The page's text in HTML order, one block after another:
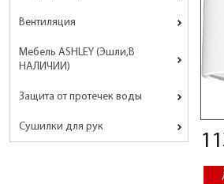
Вентиляция
Мебель ASHLEY (Эшли,В
НАЛИЧИИ)
Защита от протечек воды
Сушилки для рук